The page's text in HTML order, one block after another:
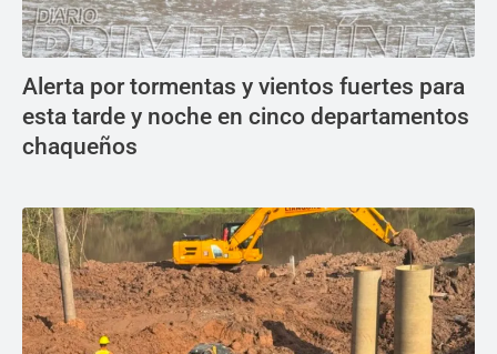
Alerta por tormentas y vientos fuertes para
esta tarde y noche en cinco departamentos
chaqueños